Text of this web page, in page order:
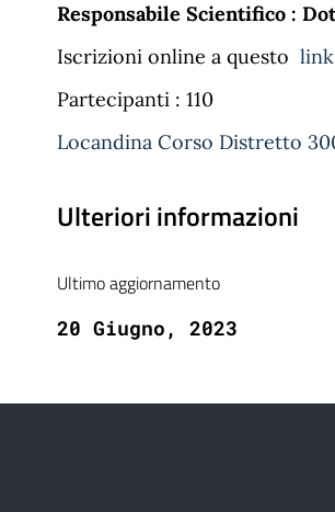
Responsabile Scientifico :
Iscrizioni online a questo link
Partecipanti : 110
Locandina Corso Distretto
Ulteriori informazioni
Ultimo aggiornamento
20 Giugno, 2023